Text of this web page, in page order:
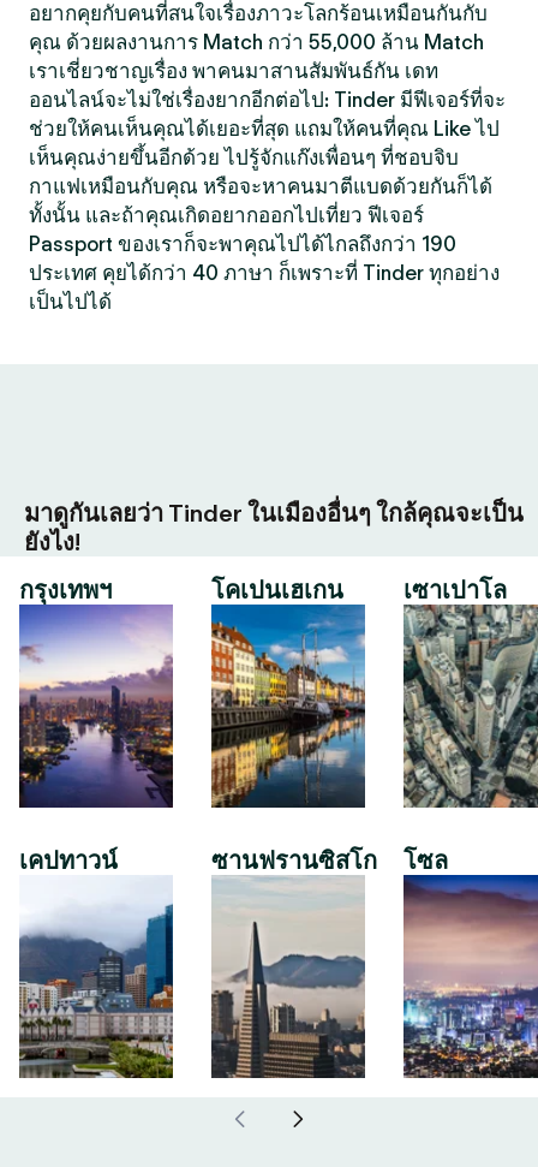
อยากคุยกับคนที่สนใจเรื่องภาวะโลกร้อนเหมือนกันกับ
คุณ ด้วยผลงานการ Match กว่า 55,000 ล้าน Match
เราเชี่ยวชาญเรื่อง พาคนมาสานสัมพันธ์กัน เดท
ออนไลน์จะไม่ใช่เรื่องยากอีกต่อไป: Tinder มีฟีเจอร์ที่จะ
ช่วยให้คนเห็นคุณได้เยอะที่สุด แถมให้คนที่คุณ Like ไป
เห็นคุณง่ายขึ้นอีกด้วย ไปรู้จักแก๊งเพื่อนๆ ที่ชอบจิบ
กาแฟเหมือนกับคุณ หรือจะหาคนมาตีแบดด้วยกันก็ได้
ทั้งนั้น และถ้าคุณเกิดอยากออกไปเที่ยว ฟีเจอร์
Passport ของเราก็จะพาคุณไปได้ไกลถึงกว่า 190
ประเทศ คุยได้กว่า 40 ภาษา ก็เพราะที่ Tinder ทุกอย่าง
เป็นไปได้
มาดูกันเลยว่า Tinder ในเมืองอื่นๆ ใกล้คุณจะเป็น
ยังไง!
กรุงเทพฯ
เคปทาวน์
โคเปนเฮเกน
ซานฟรานซิสโก
เซาเปาโล
โซล